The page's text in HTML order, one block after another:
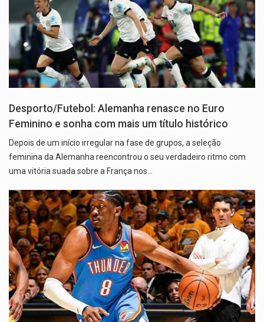
Desporto/Futebol: Alemanha renasce no Euro
Feminino e sonha com mais um título histórico
Depois de um início irregular na fase de grupos, a seleção
feminina da Alemanha reencontrou o seu verdadeiro ritmo com
uma vitória suada sobre a França nos…